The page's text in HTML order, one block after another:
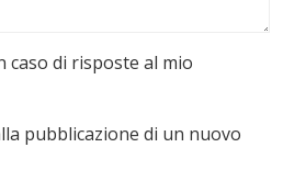
caso di risposte al mio
pubblicazione di un nuovo